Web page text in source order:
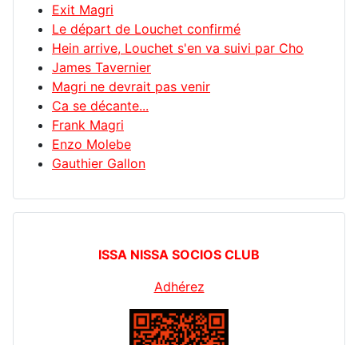
Exit Magri
Le départ de Louchet confirmé
Hein arrive, Louchet s'en va suivi par Cho
James Tavernier
Magri ne devrait pas venir
Ca se décante...
Frank Magri
Enzo Molebe
Gauthier Gallon
ISSA NISSA SOCIOS CLUB
Adhérez